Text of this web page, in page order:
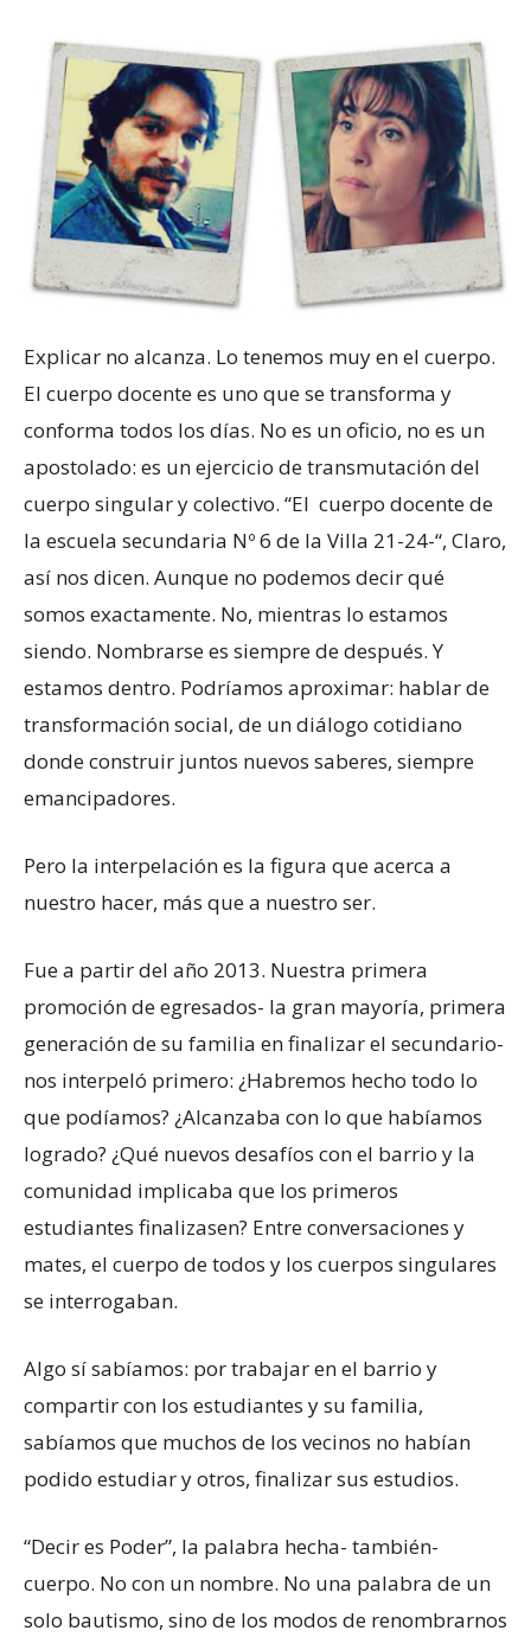
Explicar no alcanza. Lo tenemos muy en el cuerpo.
El cuerpo docente es uno que se transforma y
conforma todos los días. No es un oficio, no es un
apostolado: es un ejercicio de transmutación del
cuerpo singular y colectivo. “El cuerpo docente de
la escuela secundaria Nº 6 de la Villa 21-24-“, Claro,
así nos dicen. Aunque no podemos decir qué
somos exactamente. No, mientras lo estamos
siendo. Nombrarse es siempre de después. Y
estamos dentro. Podríamos aproximar: hablar de
transformación social, de un diálogo cotidiano
donde construir juntos nuevos saberes, siempre
emancipadores.
Pero la interpelación es la figura que acerca a
nuestro hacer, más que a nuestro ser.
Fue a partir del año 2013. Nuestra primera
promoción de egresados- la gran mayoría, primera
generación de su familia en finalizar el secundario-
nos interpeló primero: ¿Habremos hecho todo lo
que podíamos? ¿Alcanzaba con lo que habíamos
logrado? ¿Qué nuevos desafíos con el barrio y la
comunidad implicaba que los primeros
estudiantes finalizasen? Entre conversaciones y
mates, el cuerpo de todos y los cuerpos singulares
se interrogaban.
Algo sí sabíamos: por trabajar en el barrio y
compartir con los estudiantes y su familia,
sabíamos que muchos de los vecinos no habían
podido estudiar y otros, finalizar sus estudios.
“Decir es Poder”, la palabra hecha- también-
cuerpo. No con un nombre. No una palabra de un
solo bautismo, sino de los modos de renombrarnos